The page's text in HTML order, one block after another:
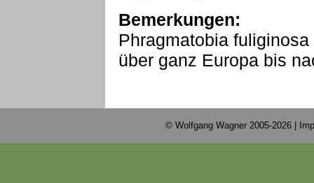
Bemerkungen:
Phragmatobia
über ganz Europa bis
© Wolfgang Wagner 2005-2026 |